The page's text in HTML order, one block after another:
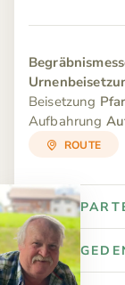
Beisetzung
Aufbahrung
ROUTE